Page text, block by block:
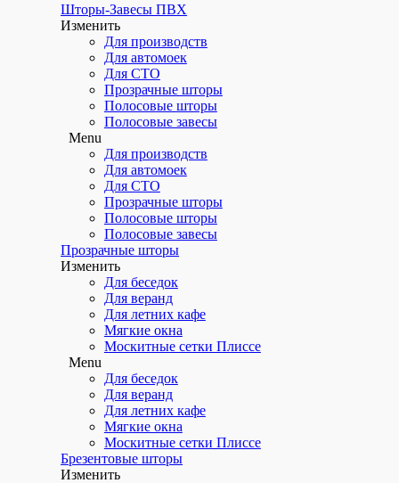
Шторы-Завесы ПВХ
Изменить
Для производств
Для автомоек
Для СТО
Прозрачные шторы
Полосовые шторы
Полосовые завесы
Menu
Для производств
Для автомоек
Для СТО
Прозрачные шторы
Полосовые шторы
Полосовые завесы
Прозрачные шторы
Изменить
Для беседок
Для веранд
Для летних кафе
Мягкие окна
Москитные сетки Плиссе
Menu
Для беседок
Для веранд
Для летних кафе
Мягкие окна
Москитные сетки Плиссе
Брезентовые шторы
Изменить